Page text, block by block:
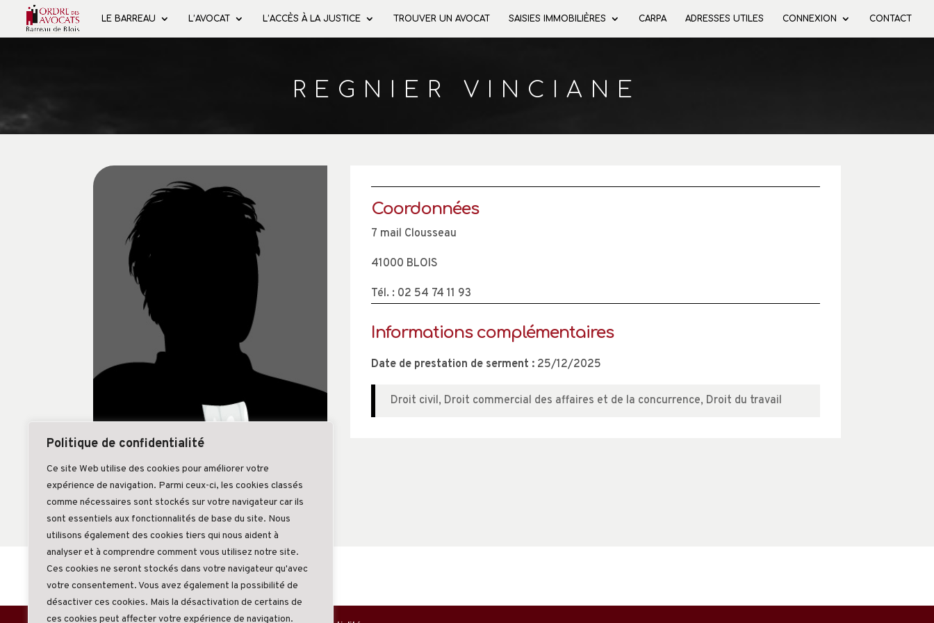
Politique de confidentialité
Ce site Web utilise des cookies pour améliorer votre
expérience de navigation. Parmi ceux-ci, les cookies classés
comme nécessaires sont stockés sur votre navigateur car ils
sont essentiels aux fonctionnalités de base du site. Nous
utilisons également des cookies tiers qui nous aident à
analyser et à comprendre comment vous utilisez notre site.
Ces cookies ne seront stockés dans votre navigateur qu'avec
votre consentement. Vous avez également la possibilité de
désactiver ces cookies. Mais la désactivation de certains de
ces cookies peut affecter votre expérience de navigation.
LE BARREAU L’AVOCAT L’ACCÈS À LA JUSTICE TROUVER UN AVOCAT SAISIES IMMOBILIÈRES CARPA ADRESSES UTILES CONNEXION CONTACT
REGNIER VINCIANE
Retour
Coordonnées
7 mail Clousseau
41000 BLOIS
Tél. : 02 54 74 11 93
Informations complémentaires
Date de prestation de serment : 25/12/2025
Droit civil, Droit commercial des affaires et de la concurrence, Droit du travail